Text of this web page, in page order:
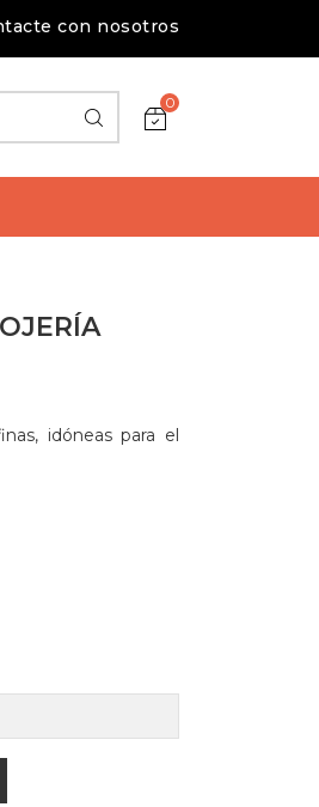
con nosotros
0
idóneas para el